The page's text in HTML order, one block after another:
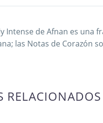
Intense de Afnan es una
las Notas de Corazón
RELACIONADOS